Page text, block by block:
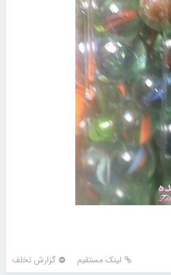
لینک مستقیم گزارش تخلف